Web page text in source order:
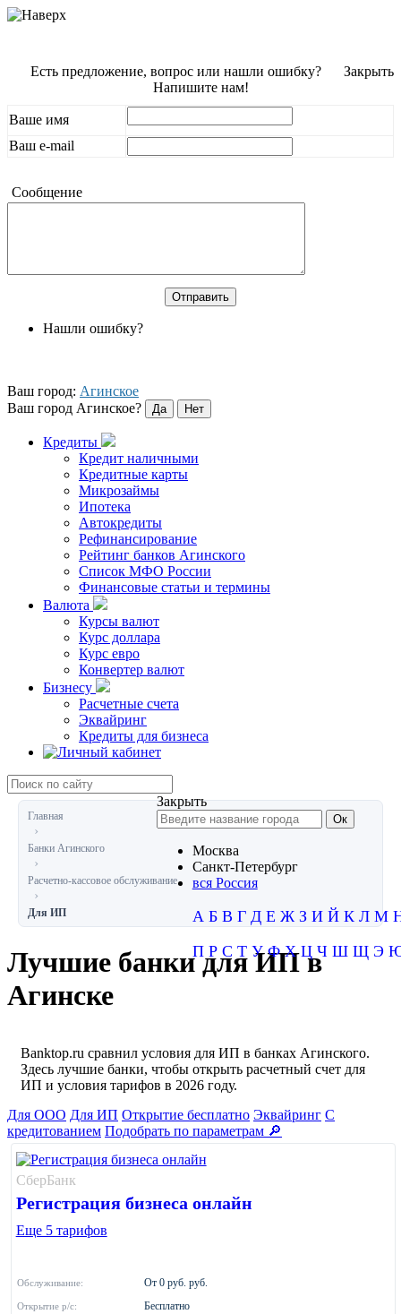
Закрыть
Есть предложение, вопрос или нашли ошибку?
Напишите нам!
Ваше имя
Ваш e-mail
Сообщение
Нашли ошибку?
Ваш город: Агинское
Ваш город Агинское?
Кредиты
Кредит наличными
Кредитные карты
Микрозаймы
Ипотека
Автокредиты
Рефинансирование
Рейтинг банков Агинского
Список МФО России
Финансовые статьи и термины
Валюта
Курсы валют
Курс доллара
Курс евро
Конвертер валют
Бизнесу
Расчетные счета
Эквайринг
Кредиты для бизнеса
Закрыть
Москва
Санкт-Петербург
вся Россия
А Б В Г Д Е Ж З И Й К Л М
П Р С Т У Ф Х Ц Ч Ш Щ Э
Главная
Банки Агинского
Расчетно-кассовое обслуживание
Для ИП
Лучшие банки для ИП в
Агинске
Banktop.ru сравнил условия для ИП в банках Агинского.
Здесь лучшие банки, чтобы открыть расчетный счет для
ИП и условия тарифов в 2026 году.
Для ООО Для ИП Открытие бесплатно Эквайринг С
кредитованием Подобрать по параметрам 🔎
СберБанк
Регистрация бизнеса онлайн
Еще 5 тарифов
Обслуживание: От 0 руб. руб.
Открытие р/с: Бесплатно